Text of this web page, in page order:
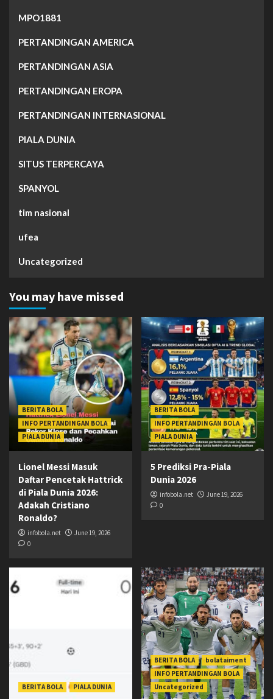
MPO1881
PERTANDINGAN AMERICA
PERTANDINGAN ASIA
PERTANDINGAN EROPA
PERTANDINGAN INTERNASIONAL
PIALA DUNIA
SITUS TERPERCAYA
SPANYOL
tim nasional
ufea
Uncategorized
You may have missed
BERITA BOLA
INFO PERTANDINGAN BOLA
PIALA DUNIA
Lionel Messi Masuk
Daftar Pencetak Hattrick
di Piala Dunia 2026:
Adakah Cristiano
Ronaldo?
infobola.net
June 19, 2026
0
BERITA BOLA
INFO PERTANDINGAN BOLA
PIALA DUNIA
5 Prediksi Pra-Piala
Dunia 2026
infobola.net
June 19, 2026
0
BERITA BOLA PIALA DUNIA
BERITA BOLA
bolataiment
INFO PERTANDINGAN BOLA
Uncategorized